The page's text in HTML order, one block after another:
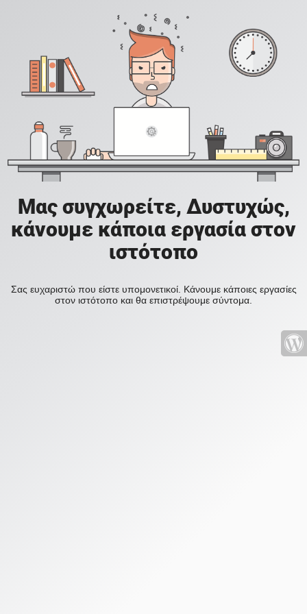
Μας συγχωρείτε, Δυστυχώς,
κάνουμε κάποια εργασία στον
ιστότοπο
Σας ευχαριστώ που είστε υπομονετικοί. Κάνουμε κάποιες εργασίες
στον ιστότοπο και θα επιστρέψουμε σύντομα.